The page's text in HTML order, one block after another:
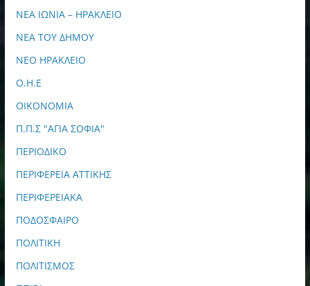
ΝΕΑ ΙΩΝΙΑ – ΗΡΑΚΛΕΙΟ
ΝΕΑ ΤΟΥ ΔΗΜΟΥ
ΝΕΟ ΗΡΑΚΛΕΙΟ
Ο.Η.Ε
ΟΙΚΟΝΟΜΙΑ
Π.Π.Σ "ΑΓΙΑ ΣΟΦΙΑ"
ΠΕΡΙΟΔΙΚΟ
ΠΕΡΙΦΕΡΕΙΑ ΑΤΤΙΚΗΣ
ΠΕΡΙΦΕΡΕΙΑΚΑ
ΠΟΔΟΣΦΑΙΡΟ
ΠΟΛΙΤΙΚΗ
ΠΟΛΙΤΙΣΜΟΣ